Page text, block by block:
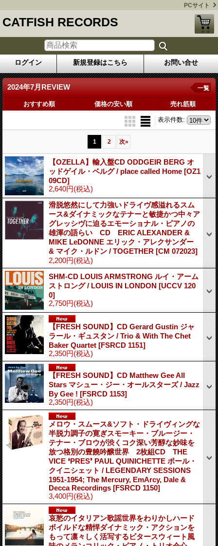
PCサイト
CATFISH RECORDS
ログイン 新規登録はこちら お問い合せ
2024年7月REVIEW 一覧
おすすめ順 価格の安い順 売れ筋順
表示件数:
1 2 次»
【OZELLA】輸入盤CD ODDGEIR BERG オ
ッドゲイル・ベルグ / place called Home [OZ1
09CD]
2,640円(税込)
滑脱悠然にして力強いドライヴ感溢れるスム
ース&ダイナミックなテナーと敏捷かつ中々ア
グレッシヴに迫るエモーショナル・ピアノの
雄渾の語らい CD ERIC ALEXANDER &
MIKE LeDONNE エリック・アレクサンダー
& マイク・ルドン / TOGETHER [CM 072023]
2,200円(税込)
SHM-CD LOUIS ARMSTRONG ルイ・アーム
ストロング / LOUIS IN LONDON [UCCV 120
0]
2,750円(税込)
【FRESH SOUND】CD Gerard Gustin ジャ
ラール・ギュスタン / Trio & With The Chet
Baker Quartet [FSRCD 1151]
2,350円(税込)
【FRESH SOUND】CD Matthew Gee All
Stars マシュー・ジー・オールスターズ / Jazz
By Gee ! [FSRCD 1153]
2,350円(税込)
メロウ・スムース&ソフト・ドライヴィングな
半脱力調子の寛ぎスモーキー・ブルージー・
テナー・ブロウが渋くコク深い芳醇な妙味を
放つ格別の豊饒吟醸世界 2枚組CD THE
VICE ❛PRES❜ PAUL QUINICHETTE ポール・
クイニシェット / LEGENDARY SESSIONS
1951-1954; The Mercury, EmArcy, Dale &
Decca Recordings [FSRCD 1150]
3,400円(税込)
哀愁のイタリアン歌謡世界をわりかしハード
ボイルドな精悍ダイナミック・アクションを
もって凛々しく活写するビタースウィート風